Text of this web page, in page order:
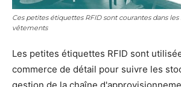
Ces petites étiquettes RFID sont courantes dans
vêtements
Les petites étiquettes RFID sont
commerce de détail pour suivre les